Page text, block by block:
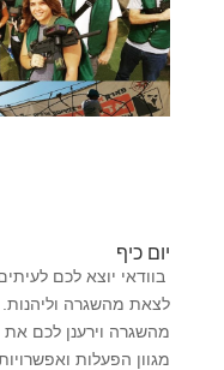
יום כיף
בוודאי יוצא לכם
לצאת מהשגרה וליהנות.
מהשגרה וירענן לכם את
מגוון הפעלות